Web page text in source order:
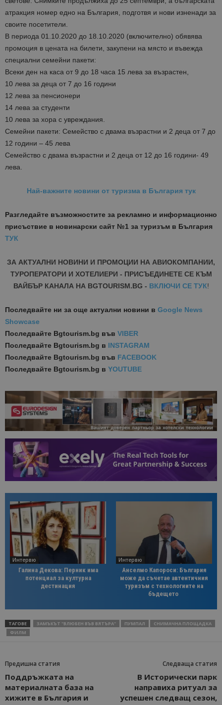
атракция номер едно на България, подготвя и нови изненади за
своите посетители.
В периода 01.10.2020 до 18.10.2020 (включително) обявява
промоция в цената на билети, закупени на място и въвежда
специални семейни пакети:
Всеки ден на каса от 9 до 18 часа 15 лева за възрастен,
10 лева за деца от 7 до 16 години
12 лева за пенсионери
14 лева за студенти
10 лева за хора с увреждания.
Семейни пакети: Семейство с двама възрастни и 2 деца от 7 до
12 години – 45 лева
Семейство с двама възрастни и 2 деца от 12 до 16 години- 49
лева.
Най-важните новини от туризма в България тук
Разгледайте възможностите за рекламно и информационно
присъствие в новинарски сайт №1 за туризъм в България
ТУК
ЗА АКТУАЛНИ НОВИНИ И ПРОМОЦИИ НА АВИОКОМПАНИИ,
ТУРОПЕРАТОРИ И ХОТЕЛИЕРИ - ПРИСЪЕДИНЕТЕ СЕ КЪМ
ВАЙБЪР КАНАЛА НА BGTOURISM.BG - ВКЛЮЧИ СЕ ТУК!
Последвайте ни за още актуални новини в Google News
Showcase
Последвайте Bgtourism.bg във VIBER
Последвайте Bgtourism.bg в INSTAGRAM
Последвайте Bgtourism.bg във FACEBOOK
Последвайте Bgtourism.bg в YOUTUBE
Интервю
Галина Декова: Перник има
потенциал за културна
дестинация
Интервю
Анселмо Капороси: България
може да съчетае автентичния
туризъм с технологиите на
бъдещето
ТАГОВЕ ЗАМЪКЪТ "ВЛЮБЕН ВЪВ ВЯТЪРА" ПУМПАЛ
СНИМАЧНА ПЛОЩАДКА
ФИЛМ
Предишна статия
Поддръжката на
материалната база на
хижите в България и
Следваща статия
В Исторически парк
направиха ритуал за
успешен следващ сезон,